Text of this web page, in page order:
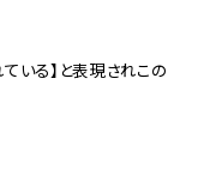
いる】と表現されこの